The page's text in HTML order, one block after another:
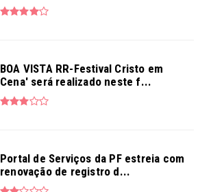
BOA VISTA RR-Festival Cristo em
Cena' será realizado neste f...
Portal de Serviços da PF estreia com
renovação de registro d...